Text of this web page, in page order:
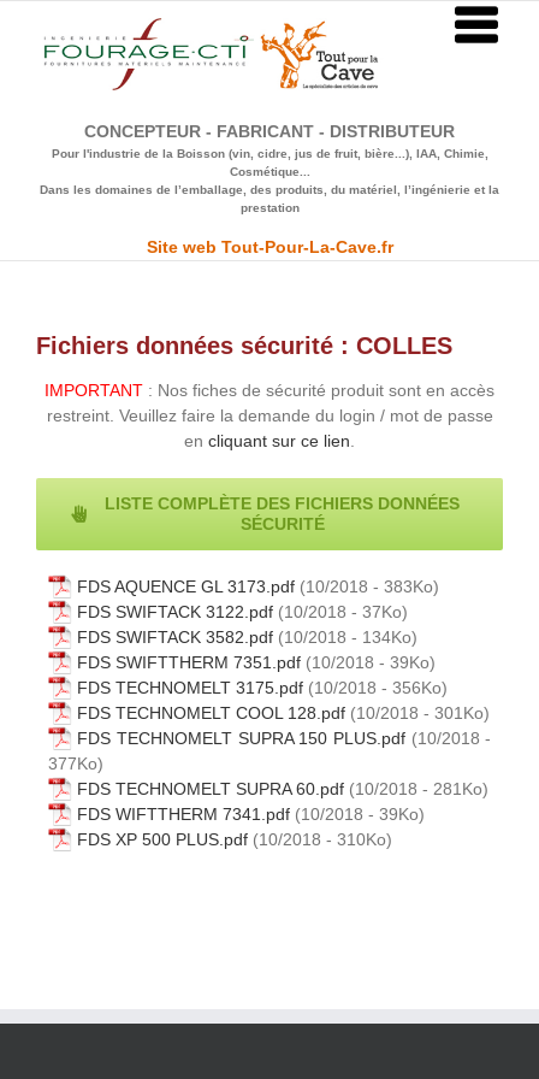
contenu
CONCEPTEUR - FABRICANT - DISTRIBUTEUR
Pour l'industrie de la Boisson (vin, cidre, jus de fruit, bière...), IAA, Chimie,
Cosmétique...
Dans les domaines de l’emballage, des produits, du matériel, l’ingénierie et la
prestation
Site web Tout-Pour-La-Cave.fr
Fichiers données sécurité : COLLES
IMPORTANT : Nos fiches de sécurité produit sont en accès
restreint. Veuillez faire la demande du login / mot de passe
en cliquant sur ce lien
LISTE COMPLÈTE DES FICHIERS DONNÉES
SÉCURITÉ
FDS AQUENCE GL 3173.pdf(10/2018 - 383Ko)
FDS SWIFTACK 3122.pdf(10/2018 - 37Ko)
FDS SWIFTACK 3582.pdf(10/2018 - 134Ko)
FDS SWIFTTHERM 7351.pdf(10/2018 - 39Ko)
FDS TECHNOMELT 3175.pdf(10/2018 - 356Ko)
FDS TECHNOMELT COOL 128.pdf(10/2018 - 301Ko)
FDS TECHNOMELT SUPRA 150 PLUS.pdf(10/2018 -
377Ko)
FDS TECHNOMELT SUPRA 60.pdf(10/2018 - 281Ko)
FDS WIFTTHERM 7341.pdf(10/2018 - 39Ko)
FDS XP 500 PLUS.pdf(10/2018 - 310Ko)